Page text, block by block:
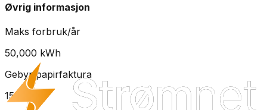
Øvrig informasjon
Maks forbruk/år
50,000 kWh
Gebyr papirfaktura
15kr